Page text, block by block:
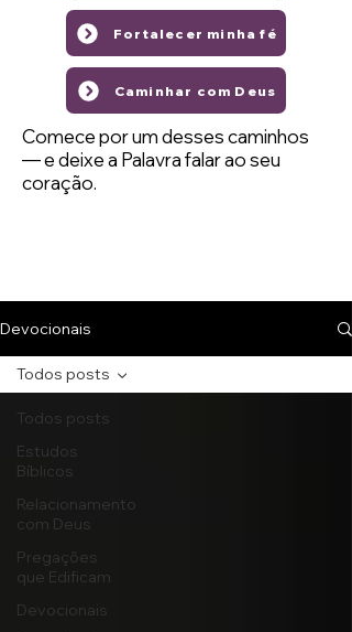
Fortalecer minha fé
Caminhar com Deus
Comece por um desses caminhos
— e deixe a Palavra falar ao seu
coração.
Devocionais
Todos posts
Estudos
Bíblicos
Relacionamento
com Deus
Pregações
que Edificam
Devocionais
Todos posts